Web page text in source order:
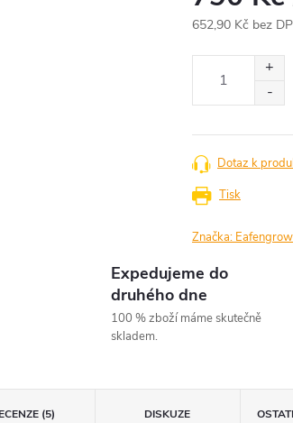
652,90 Kč bez
Tisk
Dotaz k
Značka: Eafengrow
Expedujeme do
druhého dne
100 % zboží máme skutečně
skladem.
(5) DISKUZE